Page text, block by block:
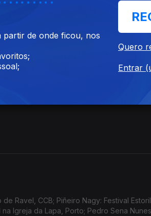
Ravel, CCB; Piñeiro Nagy: Festival
Igreja da Lapa, Porto; Pedro Sena
partir de onde ficou, nos
Quero
Entrar